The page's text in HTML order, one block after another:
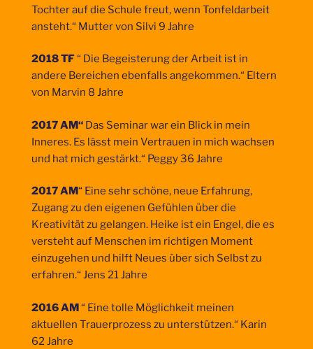
Tochter auf die Schule freut, wenn Tonfeldarbeit
ansteht.“ Mutter von Silvi 9 Jahre
2018 TF“ Die Begeisterung der Arbeit ist in
andere Bereichen ebenfalls angekommen.“ Eltern
von Marvin 8 Jahre
2017 AM“ Das Seminar war ein Blick in mein
Inneres. Es lässt mein Vertrauen in mich wachsen
und hat mich gestärkt.“ Peggy 36 Jahre
2017 AM“ Eine sehr schöne, neue Erfahrung,
Zugang zu den eigenen Gefühlen über die
Kreativität zu gelangen. Heike ist ein Engel, die es
versteht auf Menschen im richtigen Moment
einzugehen und hilft Neues über sich Selbst zu
erfahren.“ Jens 21 Jahre
2016 AM“ Eine tolle Möglichkeit meinen
aktuellen Trauerprozess zu unterstützen.“ Karin
62 Jahre